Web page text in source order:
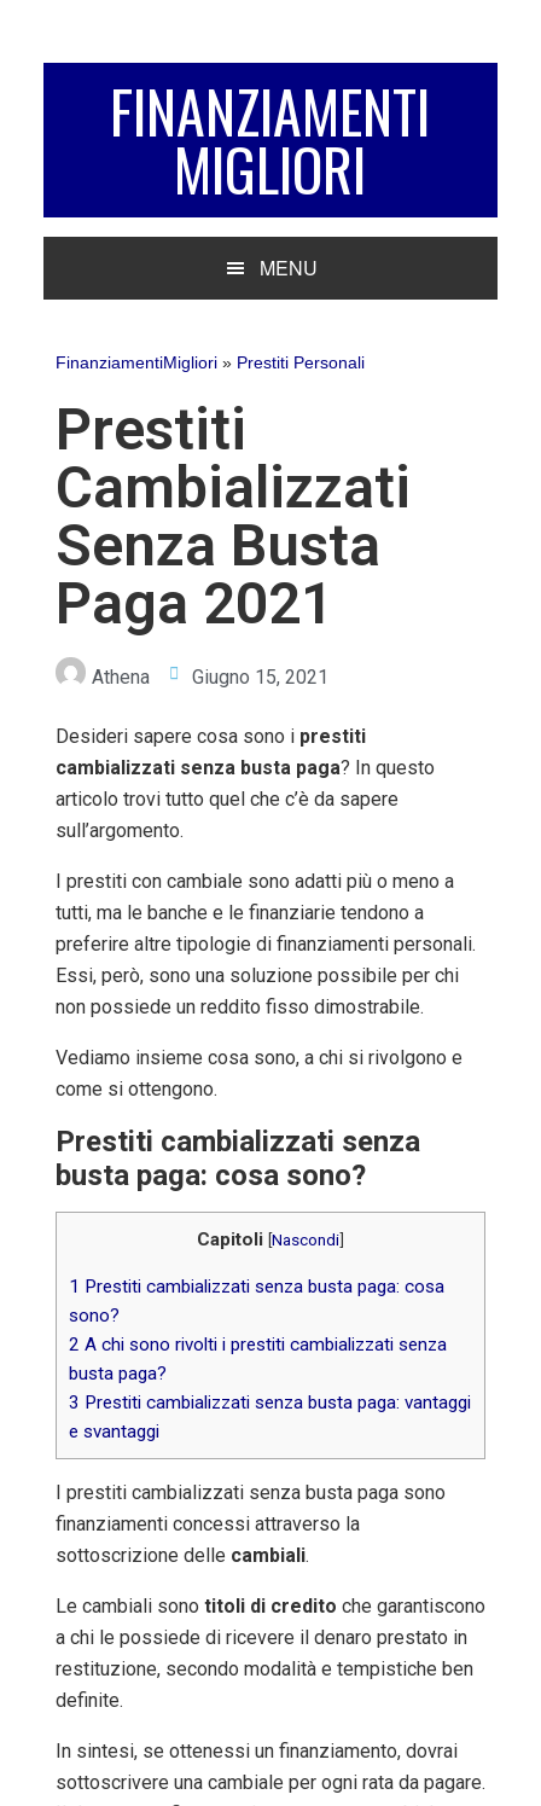
FINANZIAMENTI
MIGLIORI
MENU
FinanziamentiMigliori» Prestiti Personali
Prestiti
Cambializzati
Senza Busta
Paga 2021
Athena Giugno 15, 2021
Desideri sapere cosa sono i prestiti
cambializzati senza busta paga? In questo
articolo trovi tutto quel che c’è da sapere
sull’argomento.
I prestiti con cambiale sono adatti più o meno a
tutti, ma le banche e le finanziarie tendono a
preferire altre tipologie di finanziamenti personali.
Essi, però, sono una soluzione possibile per chi
non possiede un reddito fisso dimostrabile.
Vediamo insieme cosa sono, a chi si rivolgono e
come si ottengono.
Prestiti cambializzati senza
busta paga: cosa sono?
Capitoli [Nascondi]
1 Prestiti cambializzati senza busta paga: cosa
sono?
2 A chi sono rivolti i prestiti cambializzati senza
busta paga?
3 Prestiti cambializzati senza busta paga: vantaggi
e svantaggi
I prestiti cambializzati senza busta paga sono
finanziamenti concessi attraverso la
sottoscrizione delle cambiali.
Le cambiali sono titoli di credito che garantiscono
a chi le possiede di ricevere il denaro prestato in
restituzione, secondo modalità e tempistiche ben
definite.
In sintesi, se ottenessi un finanziamento, dovrai
sottoscrivere una cambiale per ogni rata da pagare.